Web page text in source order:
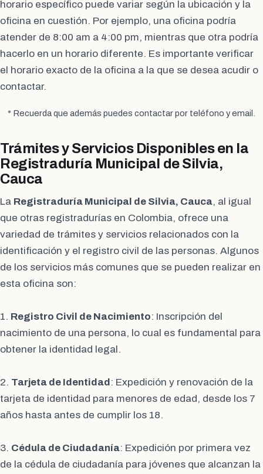
horario específico puede variar según la ubicación y la
oficina en cuestión. Por ejemplo, una oficina podría
atender de 8:00 am a 4:00 pm, mientras que otra podría
hacerlo en un horario diferente. Es importante verificar
el horario exacto de la oficina a la que se desea acudir o
contactar.
* Recuerda que además puedes contactar por teléfono y email.
Trámites y Servicios Disponibles en la
Registraduría Municipal de Silvia,
Cauca
La Registraduría Municipal de Silvia, Cauca, al igual
que otras registradurías en Colombia, ofrece una
variedad de trámites y servicios relacionados con la
identificación y el registro civil de las personas. Algunos
de los servicios más comunes que se pueden realizar en
esta oficina son:
1. Registro Civil de Nacimiento: Inscripción del
nacimiento de una persona, lo cual es fundamental para
obtener la identidad legal.
2. Tarjeta de Identidad : Expedición y renovación de la
tarjeta de identidad para menores de edad, desde los 7
años hasta antes de cumplir los 18.
3. Cédula de Ciudadanía: Expedición por primera vez
de la cédula de ciudadanía para jóvenes que alcanzan la